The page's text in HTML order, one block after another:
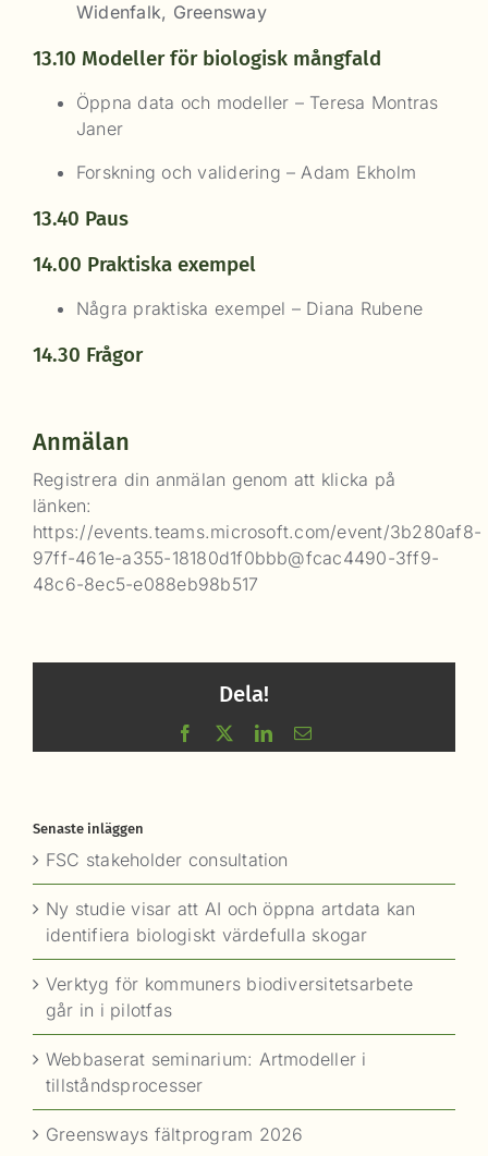
Widenfalk, Greensway
13.10 Modeller för biologisk mångfald
Öppna data och modeller – Teresa Montras
Janer
Forskning och validering – Adam Ekholm
13.40 Paus
14.00 Praktiska exempel
Några praktiska exempel – Diana Rubene
14.30 Frågor
Anmälan
Registrera din anmälan genom att klicka på
länken:
https://events.teams.microsoft.com/event/3b280af8-
97ff-461e-a355-18180d1f0bbb@fcac4490-3ff9-
48c6-8ec5-e088eb98b517
Dela!
Facebook LinkedIn
E-
post
Senaste inläggen
FSC stakeholder consultation
Ny studie visar att AI och öppna artdata kan
identifiera biologiskt värdefulla skogar
Verktyg för kommuners biodiversitetsarbete
går in i pilotfas
Webbaserat seminarium: Artmodeller i
tillståndsprocesser
Greensways fältprogram 2026